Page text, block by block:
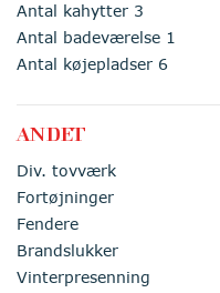
Antal kahytter 3
Antal badeværelse 1
Antal køjepladser 6
ANDET
Div. tovværk
Fortøjninger
Fendere
Brandslukker
Vinterpresenning